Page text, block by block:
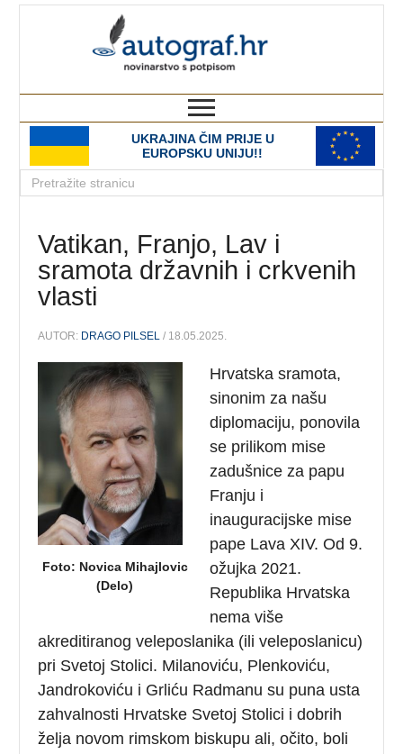
UKRAJINA ČIM PRIJE U
EUROPSKU UNIJU!!
Vatikan, Franjo, Lav i
sramota državnih i crkvenih
vlasti
AUTOR: DRAGO PILSEL / 18.05.2025.
Foto: Novica Mihajlovic
(Delo)
Hrvatska sramota,
sinonim za našu
diplomaciju, ponovila
se prilikom mise
zadušnice za papu
Franju i
inauguracijske mise
pape Lava XIV. Od 9.
ožujka 2021.
Republika Hrvatska
nema više
akreditiranog veleposlanika (ili veleposlanicu)
pri Svetoj Stolici. Milanoviću, Plenkoviću,
Jandrokoviću i Grliću Radmanu su puna usta
zahvalnosti Hrvatske Svetoj Stolici i dobrih
želja novom rimskom biskupu ali, očito, boli